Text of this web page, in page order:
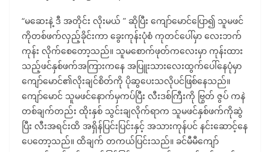
“မဆေးနဲ့ ဒီ အတိုင်း လိုးမယ် ” ဆိုပြီး ကျော်မောင်ပြော၍ သူမဖင်
ကိုတစ်ဖက်လှည့်ခိုင်းကာ ခွေးကုန်းပုံစံ ကုတင်ပေါ်မှာ လေးဘက်
ကုန်း လိုက်စေတော့သည်။ သူမစောက်ဖုတ်ကလေးမှာ ကုန်းထား
သည့်ဖင်နှစ်ဖက်အကြားကနေ အပြူးသားလေးထွက်ပေါ်နေပုံမှာ
ကျော်မောင်၏လိုးချင်စိတ်ကို ပိုဆွပေးသလိုပင်ဖြစ်နေသည်။
ကျော်မောင် သူမဖင်နောက်မှကပ်ပြီး လီးဒစ်ကြီးကို ဗြွတ် ဇွပ် ကနဲ
တစ်ချက်တည်း ထိုးနှစ် သွင်းချလိုက်ရာက သူမဖင်နှစ်ဖက်ကိုဆွဲ
ပြီး လီးအရင်းထိ အရှိန်ပြင်းပြင်းနှင့် အသားကုန်ပင် နင်းဆောင့်နေ
ပေတော့သည်။ ထိချက် တကယ်ပြင်းသည်။ ခင်မီမီကျော်